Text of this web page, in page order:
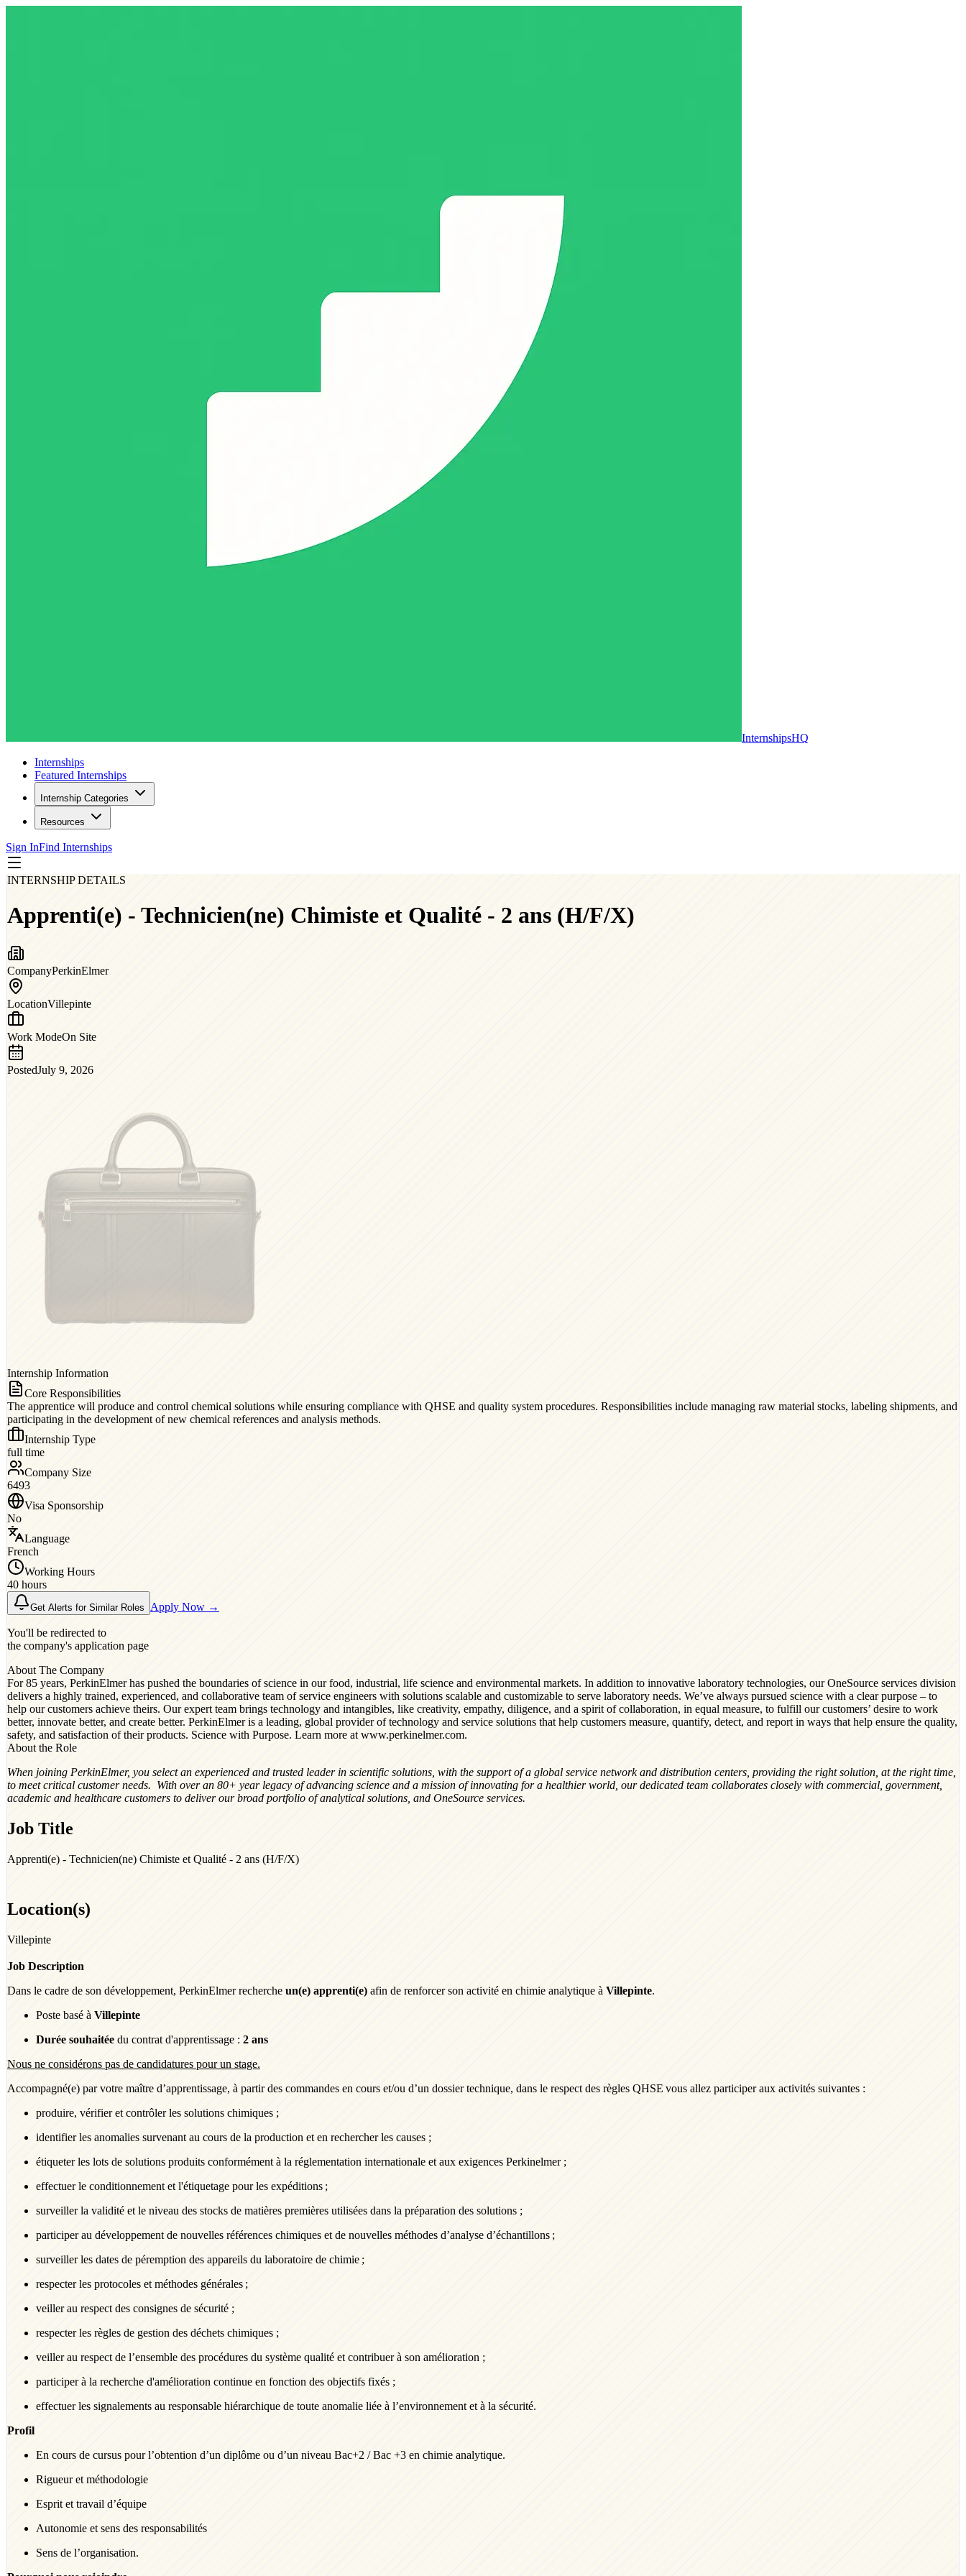
InternshipsHQ
Internships
Featured Internships
Internship Categories
Resources
Sign InFind Internships
INTERNSHIP DETAILS
Apprenti(e) - Technicien(ne) Chimiste et Qualité - 2 ans (H/F/X)
CompanyPerkinElmer
LocationVillepinte
Work ModeOn Site
PostedJuly 9, 2026
Internship Information
Core Responsibilities
The apprentice will produce and control chemical solutions while ensuring compliance with QHSE and quality system procedures. Responsibilities include managing raw material stocks, labeling shipments, and
participating in the development of new chemical references and analysis methods.
Internship Type
full time
Company Size
6493
Visa Sponsorship
No
Language
French
Working Hours
40 hours
Get Alerts for Similar Roles Apply Now →
You'll be redirected to
the company's application page
About The Company
For 85 years, PerkinElmer has pushed the boundaries of science in our food, industrial, life science and environmental markets. In addition to innovative laboratory technologies, our OneSource services division
delivers a highly trained, experienced, and collaborative team of service engineers with solutions scalable and customizable to serve laboratory needs. We’ve always pursued science with a clear purpose – to
help our customers achieve theirs. Our expert team brings technology and intangibles, like creativity, empathy, diligence, and a spirit of collaboration, in equal measure, to fulfill our customers’ desire to work
better, innovate better, and create better. PerkinElmer is a leading, global provider of technology and service solutions that help customers measure, quantify, detect, and report in ways that help ensure the quality,
safety, and satisfaction of their products. Science with Purpose. Learn more at www.perkinelmer.com.
About the Role
When joining PerkinElmer, you select an experienced and trusted leader in scientific solutions, with the support of a global service network and distribution centers, providing the right solution, at the right time,
to meet critical customer needs. With over an 80+ year legacy of advancing science and a mission of innovating for a healthier world, our dedicated team collaborates closely with commercial, government,
academic and healthcare customers to deliver our broad portfolio of analytical solutions, and OneSource services.
Job Title
Apprenti(e) - Technicien(ne) Chimiste et Qualité - 2 ans (H/F/X)
Location(s)
Villepinte
Job Description
Dans le cadre de son développement, PerkinElmer recherche un(e) apprenti(e) afin de renforcer son activité en chimie analytique à Villepinte.
Poste basé à Villepinte
Durée souhaitée du contrat d'apprentissage : 2 ans
Nous ne considérons pas de candidatures pour un stage.
Accompagné(e) par votre maître d’apprentissage, à partirdes commandes en cours et/ou d’un dossier technique, dans le respect des règles QHSE vous allez participer aux activités suivantes :
produire, vérifier et contrôler les solutions chimiques ;
identifier les anomalies survenant au cours de la production et en rechercher les causes ;
étiqueter les lots de solutions produits conformément à la réglementation internationale et aux exigences Perkinelmer ;
effectuer le conditionnement et l'étiquetage pour les expéditions ;
surveiller la validité et le niveau des stocks de matières premières utilisées dans la préparation des solutions ;
participer au développement de nouvelles références chimiques et de nouvelles méthodes d’analyse d’échantillons ;
surveiller les dates de péremption des appareils du laboratoire de chimie ;
respecter les protocoles et méthodes générales ;
veiller au respect des consignes de sécurité ;
respecter les règles de gestion des déchets chimiques ;
veiller au respect de l’ensemble des procédures du système qualité et contribuer à son amélioration ;
participer à la recherche d'amélioration continue en fonction des objectifs fixés ;
effectuer les signalements au responsable hiérarchique de toute anomalie liée à l’environnement et à la sécurité.
Profil
En cours de cursus pour l’obtention d’un diplôme ou d’un niveau Bac+2 / Bac +3 en chimie analytique.
Rigueuret méthodologie
Esprit ettravail d’équipe
Autonomie et sens des responsabilités
Sens de l’organisation.